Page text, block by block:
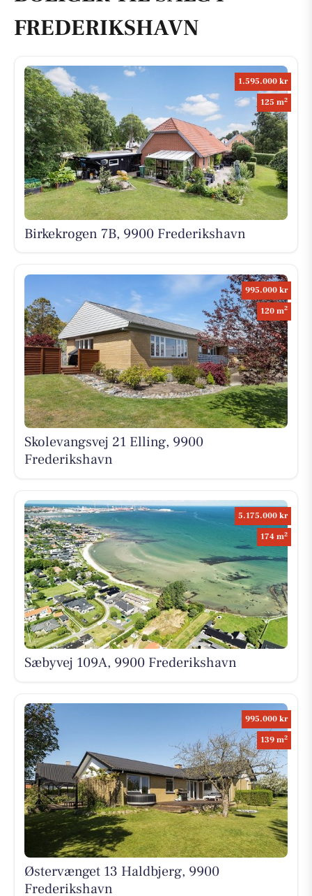
FREDERIKSHAVN
1.595.000 kr
125 m2
Birkekrogen 7B, 9900 Frederikshavn
995.000 kr
120 m2
Skolevangsvej 21 Elling, 9900
Frederikshavn
5.175.000 kr
174 m2
Sæbyvej 109A, 9900 Frederikshavn
995.000 kr
139 m2
Østervænget 13 Haldbjerg, 9900
Frederikshavn